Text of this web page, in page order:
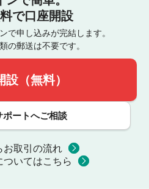
で口座開設
で申し込みが完結します。
の郵送は不要です。
設（無料）
ポートへご相談
お取引の流れ
いてはこちら